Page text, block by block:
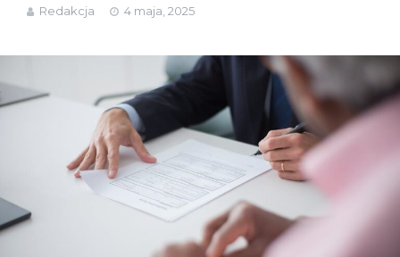
Redakcja 4 maja, 2025